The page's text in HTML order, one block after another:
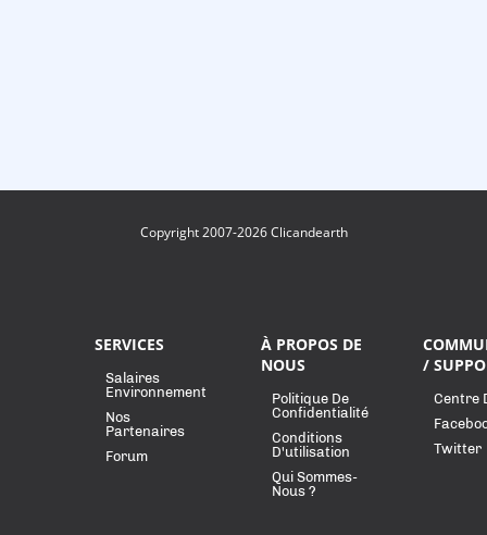
Copyright 2007-2026 Clicandearth
SERVICES
Salaires
Environnement
Nos
Partenaires
Forum
À PROPOS DE
NOUS
Politique De
Confidentialité
Conditions
D'utilisation
Qui Sommes-
Nous ?
/
Centre
Twitter